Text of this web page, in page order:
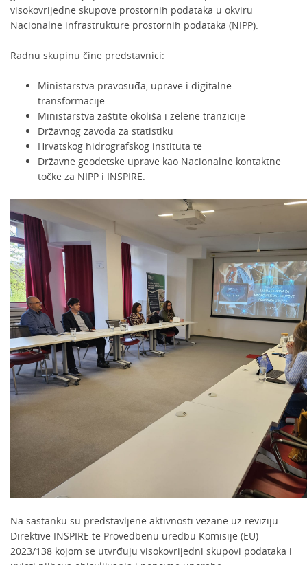
visokovrijedne skupove prostornih podataka u okviru
Nacionalne infrastrukture prostornih podataka (NIPP).
Radnu skupinu čine predstavnici:
Ministarstva pravosuđa, uprave i digitalne
transformacije
Ministarstva zaštite okoliša i zelene tranzicije
Državnog zavoda za statistiku
Hrvatskog hidrografskog instituta te
Državne geodetske uprave kao Nacionalne kontaktne
točke za NIPP i INSPIRE.
Na sastanku su predstavljene aktivnosti vezane uz reviziju
Direktive INSPIRE te Provedbenu uredbu Komisije (EU)
2023/138 kojom se utvrđuju visokovrijedni skupovi podataka i